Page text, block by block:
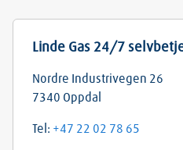
Linde Gas 24/7
Nordre Industrivegen 26
7340 Oppdal
Tel: +47 22 02 78 65